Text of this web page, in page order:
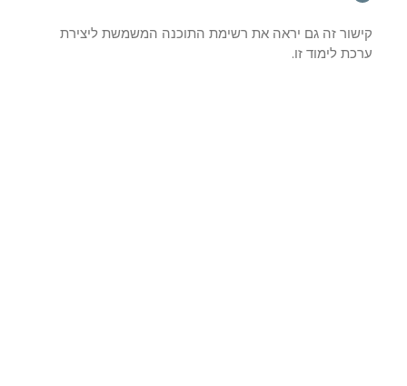
זה גם יראה את רשימת התוכנה המשמשת ליצירת
לימוד זו.